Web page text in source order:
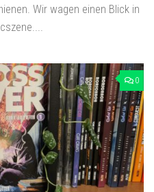
Wir wagen einen Blick in
0